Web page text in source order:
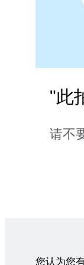
"此
请不
您认为您